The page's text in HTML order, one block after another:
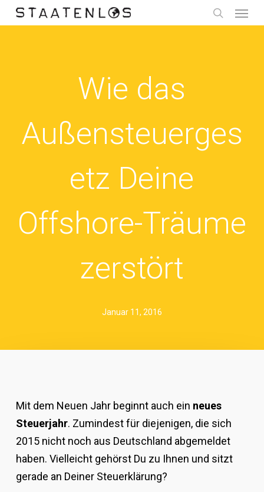
Skip
to
search
Wie das
Außensteuerges
etz Deine
Offshore-Träume
zerstört
Januar 11, 2016
Mit dem Neuen Jahr beginnt auch ein neues
Steuerjahr. Zumindest für diejenigen, die sich
2015 nicht noch aus Deutschland abgemeldet
haben. Vielleicht gehörst Du zu Ihnen und sitzt
gerade an Deiner Steuerklärung?